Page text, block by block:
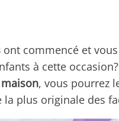
ont commencé et
à cette
, vous pourrez
plus originale des